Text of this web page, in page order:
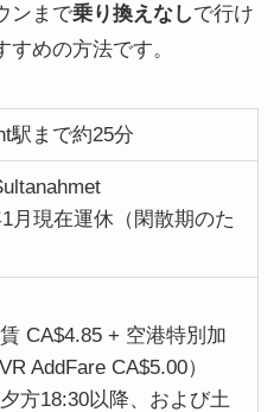
ンまで乗り換えなしで行け
めの方法です。
駅まで約25分
月現在運休（閑散期のた
賃 CA$4.85 + 空港特別加
AddFare CA$5.00）
方18:30以降、および土